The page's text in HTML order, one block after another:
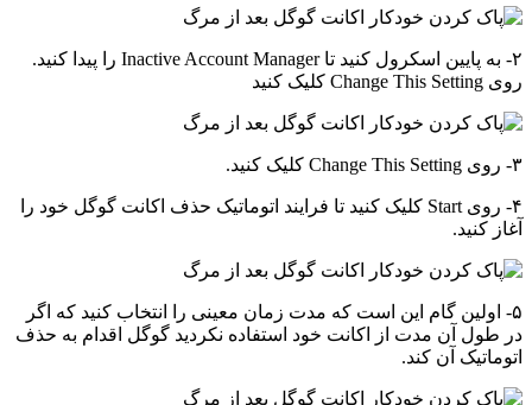
۲- به پایین اسکرول کنید تا Inactive Account Manager را پیدا کنید.
روی Change This Setting کلیک کنید
۳- روی Change This Setting کلیک کنید.
۴- روی Start کلیک کنید تا فرایند اتوماتیک حذف اکانت گوگل خود را
آغاز کنید.
۵- اولین گام این است که مدت زمان معینی را انتخاب کنید که اگر
در طول آن مدت از اکانت خود استفاده نکردید گوگل اقدام به حذف
اتوماتیک آن کند.